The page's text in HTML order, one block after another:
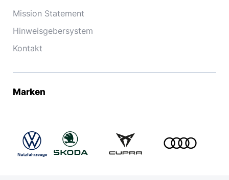
Mission Statement
Hinweisgebersystem
Kontakt
Marken